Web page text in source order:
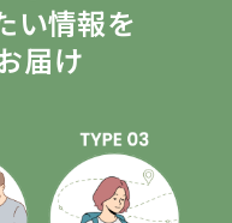
い情報を
届け